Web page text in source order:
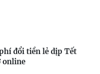
đổi tiền lẻ dịp Tết
online